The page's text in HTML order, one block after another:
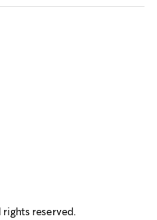
rights reserved.